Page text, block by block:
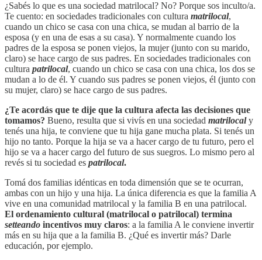
¿Sabés lo que es una sociedad matrilocal? No? Porque sos inculto/a.
Te cuento: en sociedades tradicionales con cultura matrilocal,
cuando un chico se casa con una chica, se mudan al barrio de la
esposa (y en una de esas a su casa). Y normalmente cuando los
padres de la esposa se ponen viejos, la mujer (junto con su marido,
claro) se hace cargo de sus padres. En sociedades tradicionales con
cultura patrilocal, cuando un chico se casa con una chica, los dos se
mudan a lo de él. Y cuando sus padres se ponen viejos, él (junto con
su mujer, claro) se hace cargo de sus padres.
¿Te acordás que te dije que la cultura afecta las decisiones que
tomamos? Bueno, resulta que si vivís en una sociedad matrilocaly
tenés una hija, te conviene que tu hija gane mucha plata. Si tenés un
hijo no tanto. Porque la hija se va a hacer cargo de tu futuro, pero el
hijo se va a hacer cargo del futuro de sus suegros. Lo mismo pero al
revés si tu sociedad es patrilocal.
Tomá dos familias idénticas en toda dimensión que se te ocurran,
ambas con un hijo y una hija. La única diferencia es que la familia A
vive en una comunidad matrilocal y la familia B en una patrilocal.
El ordenamiento cultural (matrilocal o patrilocal) termina
setteando incentivos muy claros: a la familia A le conviene invertir
más en su hija que a la familia B. ¿Qué es invertir más? Darle
educación, por ejemplo.